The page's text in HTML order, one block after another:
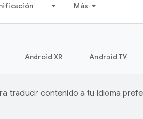
Más
Android XR Android TV
traducir contenido a tu idioma